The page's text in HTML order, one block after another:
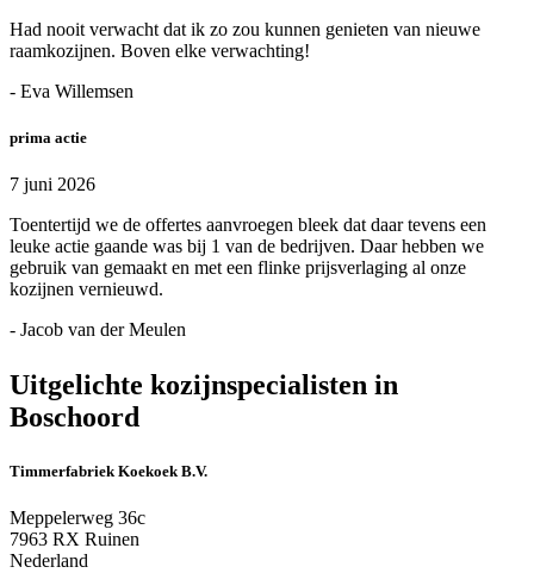
Had nooit verwacht dat ik zo zou kunnen genieten van nieuwe
raamkozijnen. Boven elke verwachting!
- Eva Willemsen
prima actie
7 juni 2026
Toentertijd we de offertes aanvroegen bleek dat daar tevens een
leuke actie gaande was bij 1 van de bedrijven. Daar hebben we
gebruik van gemaakt en met een flinke prijsverlaging al onze
kozijnen vernieuwd.
- Jacob van der Meulen
Uitgelichte kozijnspecialisten in
Boschoord
Timmerfabriek Koekoek B.V.
Meppelerweg 36c
7963 RX Ruinen
Nederland